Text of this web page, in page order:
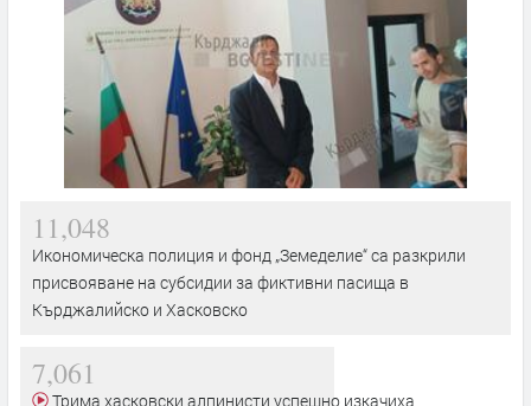
11,048
Икономическа полиция и фонд „Земеделие“ са разкрили
присвояване на субсидии за фиктивни пасища в
Кърджалийско и Хасковско
7,061